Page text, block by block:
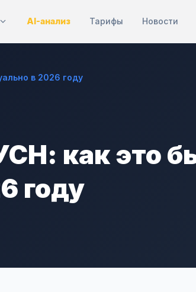
AI-анализ Тарифы Новости
в 2026 году
как это
году